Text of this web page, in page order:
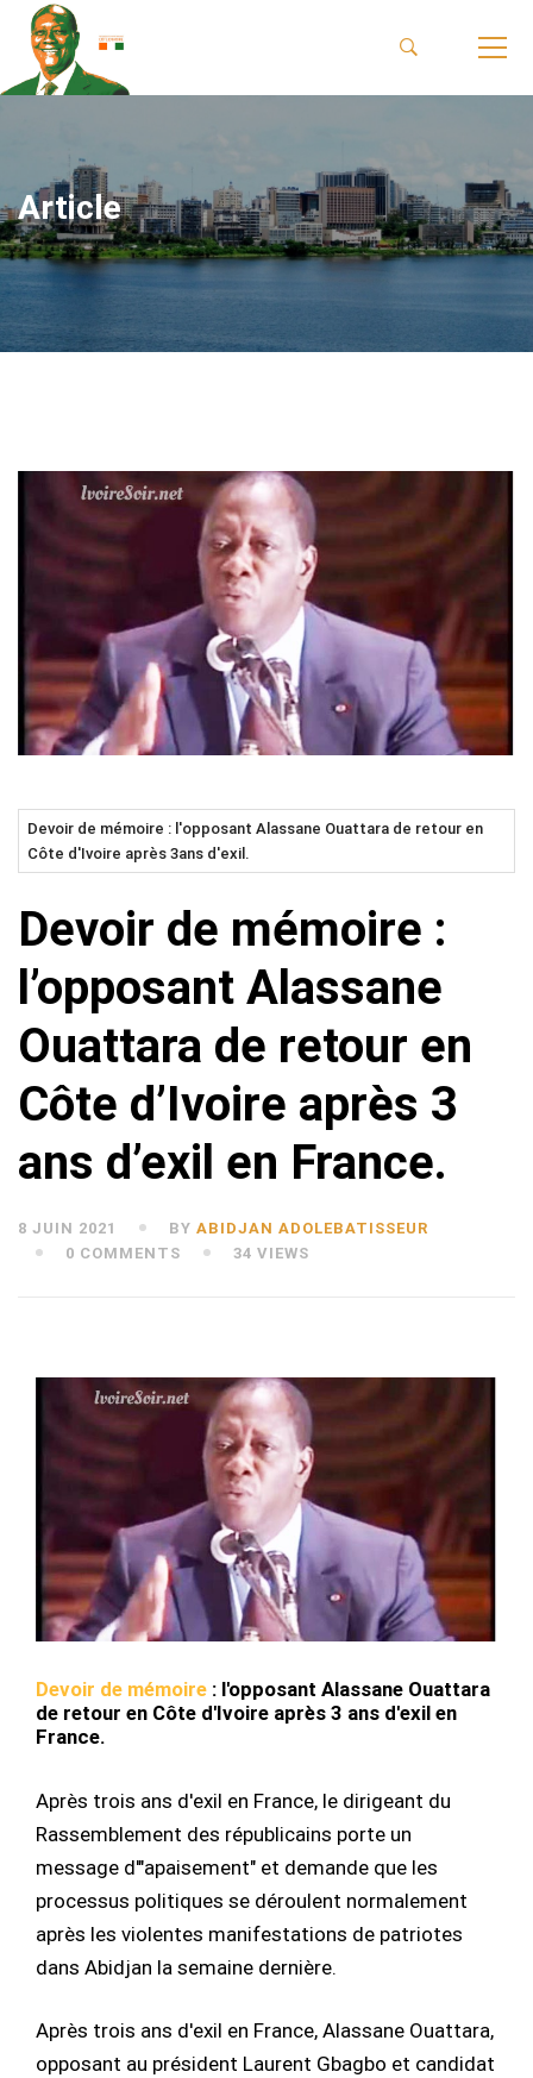
Article
Devoir de mémoire : l'opposant Alassane Ouattara de retour en
Côte d'Ivoire après 3ans d'exil.
Devoir de mémoire :
l’opposant Alassane
Ouattara de retour en
Côte d’Ivoire après 3
ans d’exil en France.
8 JUIN 2021 BY ABIDJAN ADOLEBATISSEUR
0 COMMENTS
34 VIEWS
Devoir de mémoire : l'opposant Alassane Ouattara
de retour en Côte d'Ivoire après 3 ans d'exil en
France.
Après trois ans d'exil en France, le dirigeant du
Rassemblement des républicains porte un
message d'"apaisement" et demande que les
processus politiques se déroulent normalement
après les violentes manifestations de patriotes
dans Abidjan la semaine dernière.
Après trois ans d'exil en France, Alassane Ouattara,
opposant au président Laurent Gbagbo et candidat